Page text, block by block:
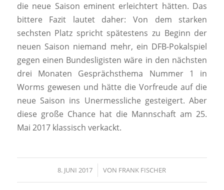
die neue Saison eminent erleichtert hätten. Das
bittere Fazit lautet daher: Von dem starken
sechsten Platz spricht spätestens zu Beginn der
neuen Saison niemand mehr, ein DFB-Pokalspiel
gegen einen Bundesligisten wäre in den nächsten
drei Monaten Gesprächsthema Nummer 1 in
Worms gewesen und hätte die Vorfreude auf die
neue Saison ins Unermessliche gesteigert. Aber
diese große Chance hat die Mannschaft am 25.
Mai 2017 klassisch verkackt.
8. JUNI 2017
/ VON FRANK FISCHER